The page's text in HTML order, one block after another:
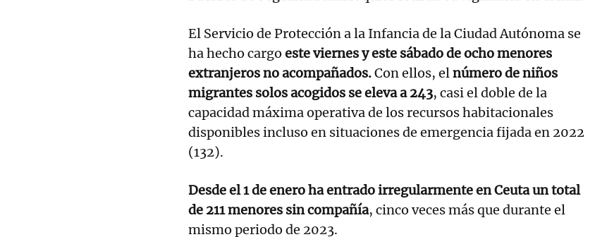
El Servicio de Protección a la Infancia de la Ciudad Autónoma se
ha hecho cargo este viernes y este sábado de ocho menores
extranjeros no acompañados.Con ellos, elnúmero de niños
migrantes solos acogidos se eleva a 243, casi el doble de la
capacidad máxima operativa de los recursos habitacionales
disponibles incluso en situaciones de emergencia fijada en 2022
(132).
Desde el 1 de enero ha entrado irregularmente en Ceuta un total
de 211 menores sin compañía, cinco veces más que durante el
mismo periodo de 2023.